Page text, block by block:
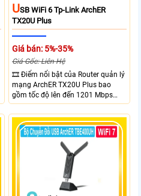
USB WiFi 6 Tp-Link ArchER
TX20U Plus
Giá bán: 5%-35%
Giá Gốc: Liên Hệ
🎞 Điểm nổi bật của Router quản lý
mạng ArchER TX20U Plus bao
gồm tốc độ lên đến 1201 Mbps
trên băng tần 5 GHz và 574 Mbps
trên băng tần 2.4 GHz. công nghệ
Band Steering, Beamforming và
Wifi 6 cung cấp hiệu suất cao và
ổn định cho mạng Wi-Fi của bạn.